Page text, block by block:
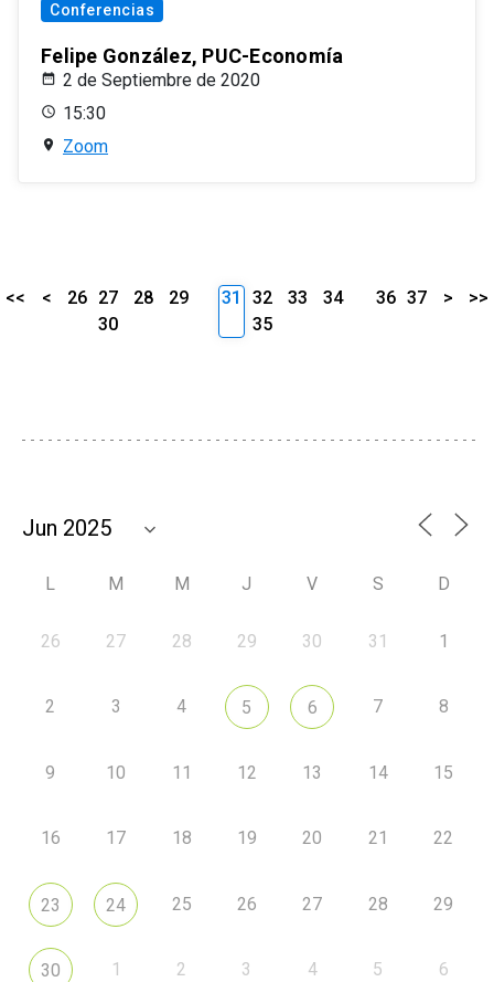
Conferencias
Felipe González, PUC-Economía
2 de Septiembre de 2020
15:30
Zoom
<< < 26 27 28
29
30
31 32 33
34
35
36 37 > >>
L M M J V S D
26 27 28 29 30 31 1
2 3 4 5 6 7 8
9 10 11 12 13 14 15
16 17 18 19 20 21 22
23 24 25 26 27 28 29
30 1 2 3 4 5 6